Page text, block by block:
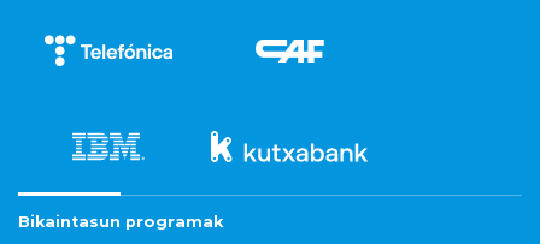
Bikaintasun programak